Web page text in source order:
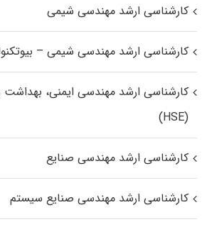
کارشناسی ارشد مهندسی شیمی
کارشناسی ارشد مهندسی شیمی –
کارشناسی ارشد مهندسی ایمنی،
(HSE)
کارشناسی ارشد مهندسی صنایع
کارشناسی ارشد مهندسی صنایع سیستم